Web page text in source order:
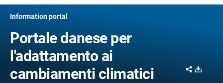
Information portal
Portale danese per
l'adattamento ai
cambiamenti climatici
Share